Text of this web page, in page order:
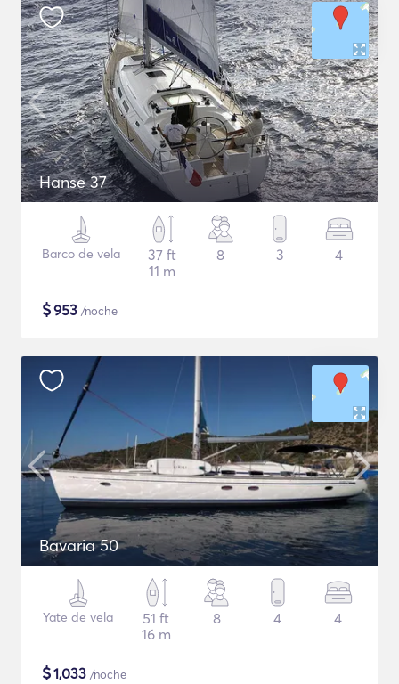
Hanse 37
Barco de vela
37 ft
11 m
8 3 4
$953 /noche
Bavaria 50
Yate de vela
51 ft
16 m
8 4 4
$1,033 /noche